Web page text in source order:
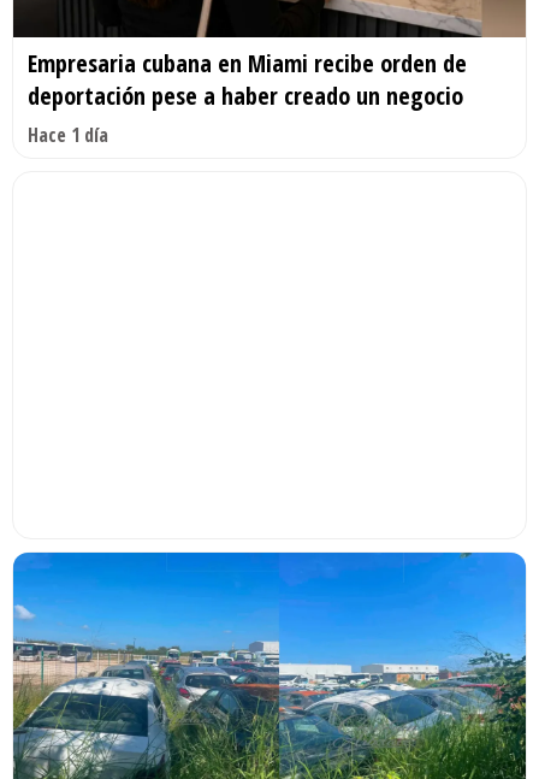
Empresaria cubana en Miami recibe orden de
deportación pese a haber creado un negocio
Hace 1 día